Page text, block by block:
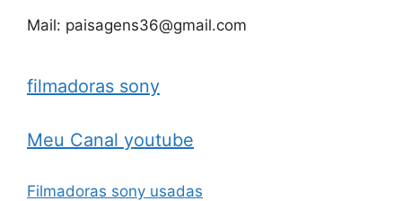
Mail: paisagens36@gmail.com
filmadoras sony
Meu Canal youtube
Filmadoras sony usadas